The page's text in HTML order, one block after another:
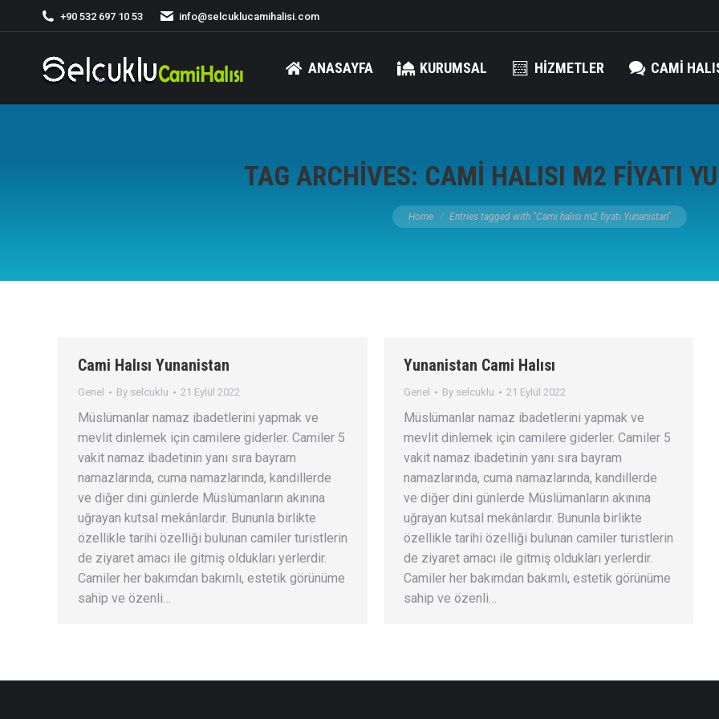
+90 532 697 10 53 info@selcuklucamihalisi.com
ANASAYFA KURUMSAL HIZMETLER CAMI
TAG ARCHIVES: CAMI HALISI M2 FIYATI
You are here:
Home Entries tagged with "Cami halısı m2 fiyatı Yunanistan"
Cami Halısı Yunanistan
Genel By selcuklu 21 Eylül 2022
Müslümanlar namaz ibadetlerini yapmak ve
mevlit dinlemek için camilere giderler. Camiler 5
vakit namaz ibadetinin yanı sıra bayram
namazlarında, cuma namazlarında, kandillerde
ve diğer dini günlerde Müslümanların akınına
uğrayan kutsal mekânlardır. Bununla birlikte
özellikle tarihi özelliği bulunan camiler turistlerin
de ziyaret amacı ile gitmiş oldukları yerlerdir.
Camiler her bakımdan bakımlı, estetik görünüme
sahip ve özenli…
Yunanistan Cami Halısı
Genel By selcuklu 21 Eylül 2022
Müslümanlar namaz ibadetlerini yapmak ve
mevlit dinlemek için camilere giderler. Camiler 5
vakit namaz ibadetinin yanı sıra bayram
namazlarında, cuma namazlarında, kandillerde
ve diğer dini günlerde Müslümanların akınına
uğrayan kutsal mekânlardır. Bununla birlikte
özellikle tarihi özelliği bulunan camiler turistlerin
de ziyaret amacı ile gitmiş oldukları yerlerdir.
Camiler her bakımdan bakımlı, estetik görünüme
sahip ve özenli…